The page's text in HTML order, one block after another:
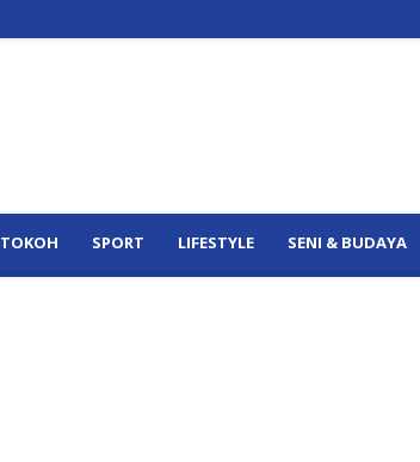
TOKOH SPORT LIFESTYLE SENI & BUDAYA